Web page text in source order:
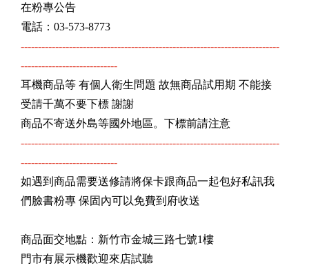
在粉專公告
電話：03-573-8773
---------------------------------------------------------------------------
----------------------------
耳機商品等 有個人衛生問題 故無商品試用期 不能接
受請千萬不要下標 謝謝
商品不寄送外島等國外地區。下標前請注意
---------------------------------------------------------------------------
----------------------------
如遇到商品需要送修請將保卡跟商品一起包好私訊我
們臉書粉專 保固內可以免費到府收送
商品面交地點：新竹市金城三路七號1樓
門市有展示機歡迎來店試聽